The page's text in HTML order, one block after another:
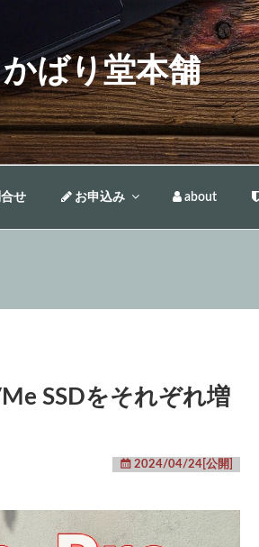
ばり堂本舗
せ お申込み about
SSDをそれぞれ増
2024/04/24[公開]